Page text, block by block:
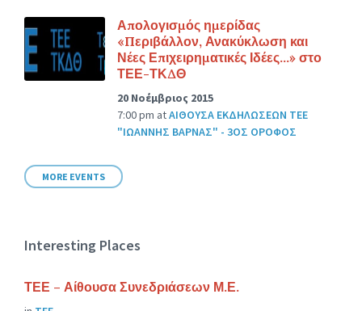
Απολογισμός ημερίδας
«Περιβάλλον, Ανακύκλωση και
Νέες Επιχειρηματικές Ιδέες…» στο
ΤΕΕ-ΤΚΔΘ
20 Νοέμβριος 2015
7:00 pm atΑΙΘΟΥΣΑ ΕΚΔΗΛΩΣΕΩΝ ΤΕΕ
"ΙΩΑΝΝΗΣ ΒΑΡΝΑΣ" - 3ΟΣ ΟΡΟΦΟΣ
MORE EVENTS
Interesting Places
ΤΕΕ – Αίθουσα Συνεδριάσεων Μ.Ε.